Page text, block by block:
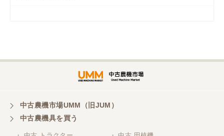
株式会社トミタモータース
三重県／株式会社 ケイ・エス・エンタープライズ
中古農機市場UMM（旧JUM）
中古農機具を買う